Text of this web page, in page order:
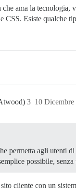
che ama la
CSS. Esiste qualche
10
3
permetta agli utenti
possibile,
cliente con un